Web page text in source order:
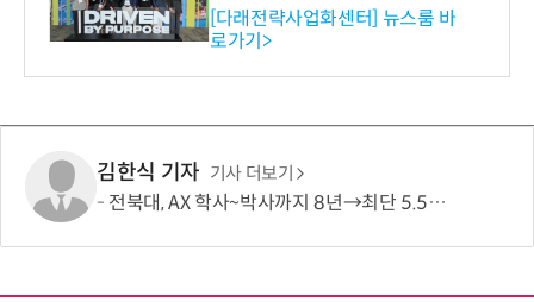
와의 비즈니스 미팅 지원…K
-바이오 해외 진출 교두보 확
보
[다래전략사업화센터] 뉴스룸 바
로가기>
김한식 기자 기사 더보기
전북대, AX 학사~박사까지 8년→최단 5.5년 가능…톱 100 AI 특화대학원 도약도